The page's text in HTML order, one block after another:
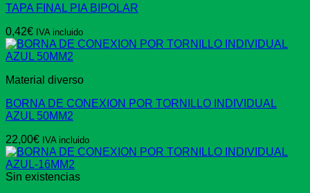
TAPA FINAL PIA BIPOLAR
0,42€ IVA incluido
Material diverso
BORNA DE CONEXION POR TORNILLO INDIVIDUAL
AZUL 50MM2
22,00€ IVA incluido
Sin existencias